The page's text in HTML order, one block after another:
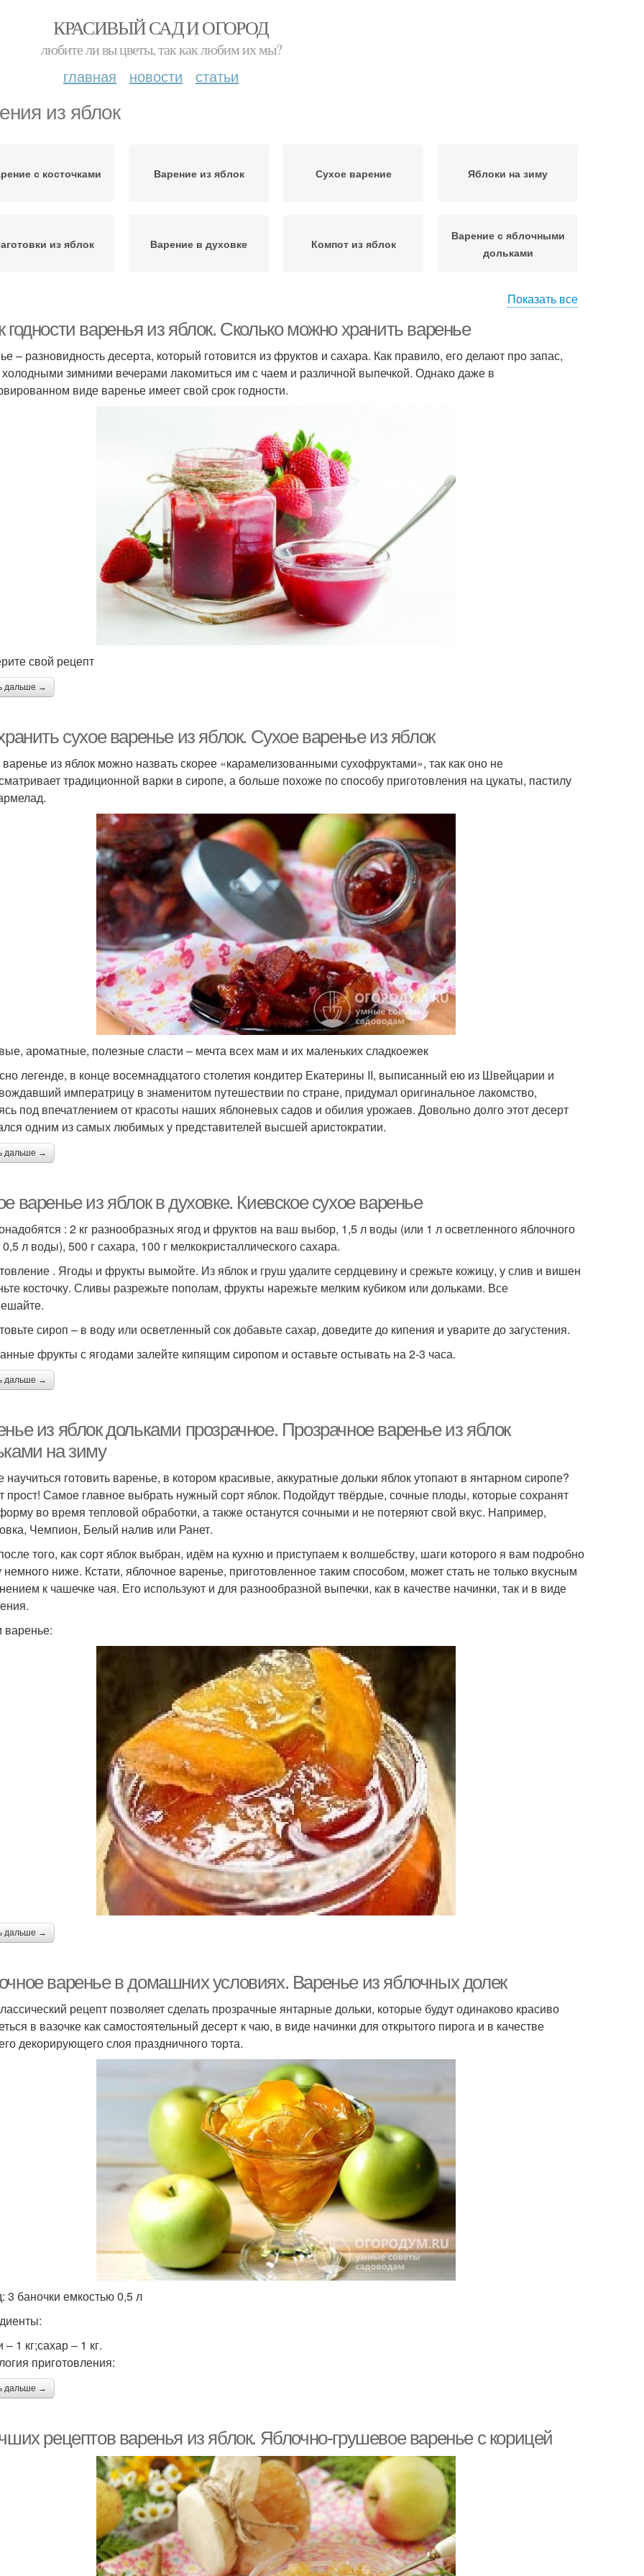
КРАСИВЫЙ САД И ОГОРОД
любите ли вы цветы, так как любим их мы?
главная новости статьи
из яблок
с косточками Варение из яблок Сухое варение Яблоки на зиму
из яблок Варение в духовке Компот из яблок
Варение с яблочными
дольками
в домашних
условиях
Варение из яблочных
долек
Варение с лимоном
Имбирно-лимонное
варение
Джемы из яблок Варение на зиму
Варение без сахара Ягодное варение
с эритритом
из смородины Варение из земляники Варение из ежевики
Варения с пектином
варение Варение с пряностями Повидло из яблок
Показать все
годности варенья из яблок. Сколько можно хранить варенье
– разновидность десерта, который готовится из фруктов и сахара. Как правило, его делают про запас,
зимними вечерами лакомиться им с чаем и различной выпечкой. Однако даже в
виде варенье имеет свой срок годности.
свой рецепт
дальше →
сухое варенье из яблок. Сухое варенье из яблок
из яблок можно назвать скорее «карамелизованными сухофруктами», так как оно не
традиционной варки в сиропе, а больше похоже по способу приготовления на цукаты, пастилу
ароматные, полезные сласти – мечта всех мам и их маленьких сладкоежек
легенде, в конце восемнадцатого столетия кондитер Екатерины II, выписанный ею из Швейцарии и
императрицу в знаменитом путешествии по стране, придумал оригинальное лакомство,
под впечатлением от красоты наших яблоневых садов и обилия урожаев. Довольно долго этот десерт
одним из самых любимых у представителей высшей аристократии.
дальше →
варенье из яблок в духовке. Киевское сухое варенье
: 2 кг разнообразных ягод и фруктов на ваш выбор, 1,5 л воды (или 1 л осветленного яблочного
0,5 л воды), 500 г сахара, 100 г мелкокристаллического сахара.
. Ягоды и фрукты вымойте. Из яблок и груш удалите сердцевину и срежьте кожицу, у слив и вишен
косточку. Сливы разрежьте пополам, фрукты нарежьте мелким кубиком или дольками. Все
сироп – в воду или осветленный сок добавьте сахар, доведите до кипения и уварите до загустения.
фрукты с ягодами залейте кипящим сиропом и оставьте остывать на 2-3 часа.
дальше →
из яблок дольками прозрачное. Прозрачное варенье из яблок
на зиму
научиться готовить варенье, в котором красивые, аккуратные дольки яблок утопают в янтарном сиропе?
прост! Самое главное выбрать нужный сорт яблок. Подойдут твёрдые, сочные плоды, которые сохранят
во время тепловой обработки, а также останутся сочными и не потеряют свой вкус. Например,
Чемпион, Белый налив или Ранет.
того, как сорт яблок выбран, идём на кухню и приступаем к волшебству, шаги которого я вам подробно
ниже. Кстати, яблочное варенье, приготовленное таким способом, может стать не только вкусным
к чашечке чая. Его используют и для разнообразной выпечки, как в качестве начинки, так и в виде
дальше →
варенье в домашних условиях. Варенье из яблочных долек
рецепт позволяет сделать прозрачные янтарные дольки, которые будут одинаково красиво
в вазочке как самостоятельный десерт к чаю, в виде начинки для открытого пирога и в качестве
декорирующего слоя праздничного торта.
3 баночки емкостью 0,5 л
– 1 кг;сахар – 1 кг.
приготовления:
дальше →
рецептов варенья из яблок. Яблочно-грушевое варенье с корицей